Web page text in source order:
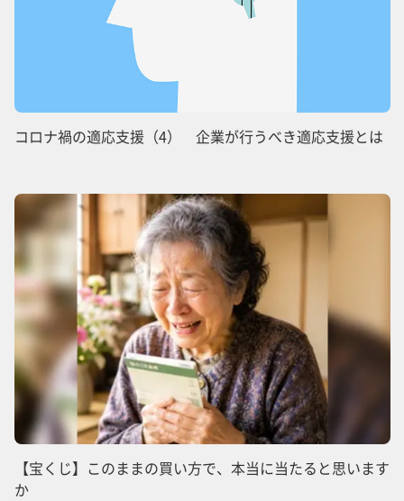
コロナ禍の適応支援（4） 企業が行うべき適応支援とは
【宝くじ】このままの買い方で、本当に当たると思います
か